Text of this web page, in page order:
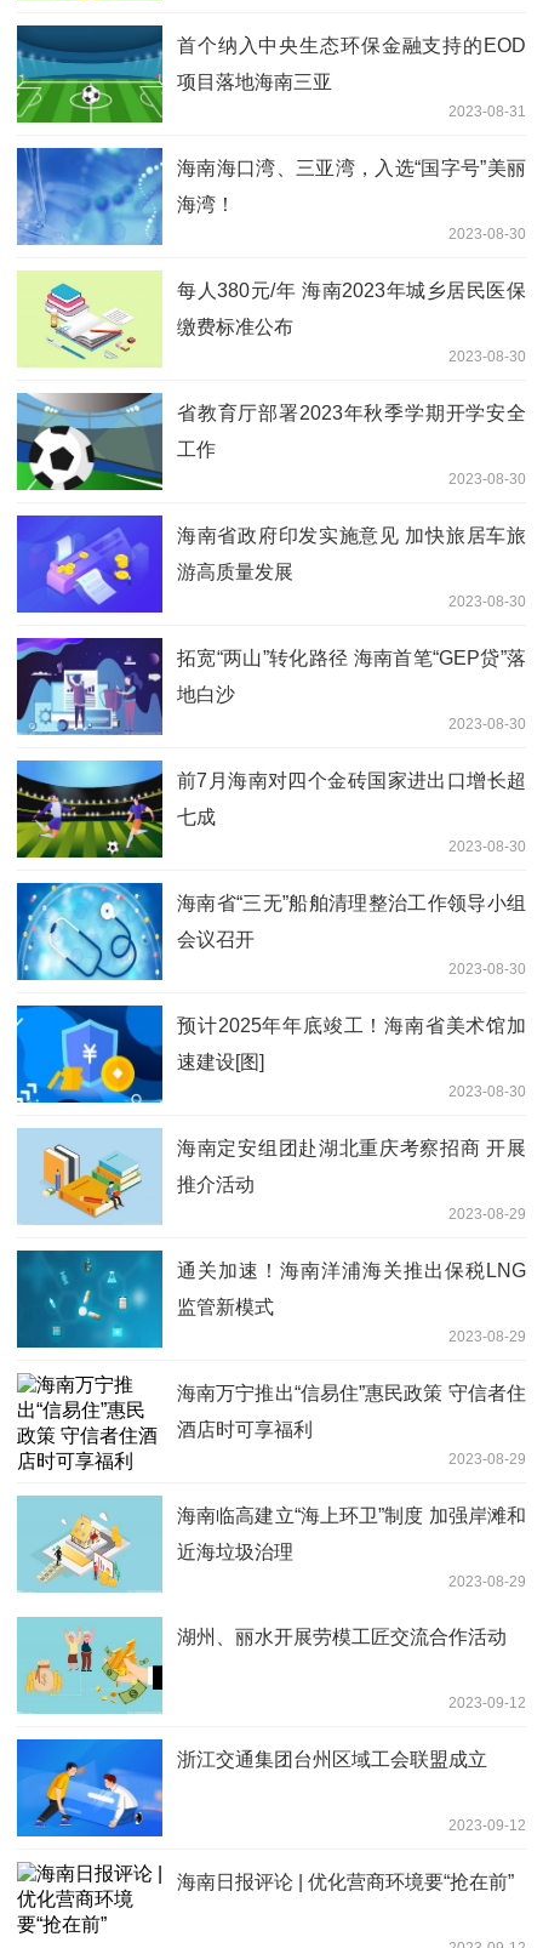
首个纳入中央生态环保金融支持的EOD
项目落地海南三亚
2023-08-31
海南海口湾、三亚湾，入选“国字号”美丽
海湾！
2023-08-30
每人380元/年 海南2023年城乡居民医保
缴费标准公布
2023-08-30
省教育厅部署2023年秋季学期开学安全
工作
2023-08-30
海南省政府印发实施意见 加快旅居车旅
游高质量发展
2023-08-30
拓宽“两山”转化路径 海南首笔“GEP贷”落
地白沙
2023-08-30
前7月海南对四个金砖国家进出口增长超
七成
2023-08-30
海南省“三无”船舶清理整治工作领导小组
会议召开
2023-08-30
预计2025年年底竣工！海南省美术馆加
速建设[图]
2023-08-30
海南定安组团赴湖北重庆考察招商 开展
推介活动
2023-08-29
通关加速！海南洋浦海关推出保税LNG
监管新模式
2023-08-29
海南万宁推出“信易住”惠民政策 守信者住
酒店时可享福利
2023-08-29
海南临高建立“海上环卫”制度 加强岸滩和
近海垃圾治理
2023-08-29
湖州、丽水开展劳模工匠交流合作活动
2023-09-12
浙江交通集团台州区域工会联盟成立
2023-09-12
海南日报评论 | 优化营商环境要“抢在前”